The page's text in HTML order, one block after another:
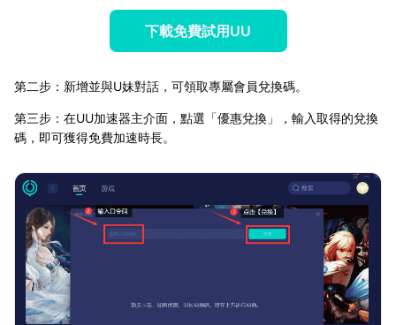
下載免費試用UU
第二步：新增並與U妹對話，可領取專屬會員兌換碼。
第三步：在UU加速器主介面，點選「優惠兌換」，輸入取得的兌換
碼，即可獲得免費加速時長。